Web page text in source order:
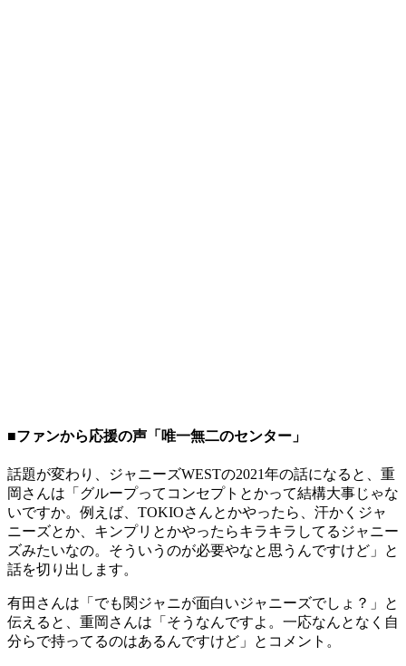
■ファンから応援の声「唯一無二のセンター」
話題が変わり、ジャニーズWESTの2021年の話になると、重
岡さんは「グループってコンセプトとかって結構大事じゃな
いですか。例えば、TOKIOさんとかやったら、汗かくジャ
ニーズとか、キンプリとかやったらキラキラしてるジャニー
ズみたいなの。そういうのが必要やなと思うんですけど」と
話を切り出します。
有田さんは「でも関ジャニが面白いジャニーズでしょ？」と
伝えると、重岡さんは「そうなんですよ。一応なんとなく自
分らで持ってるのはあるんですけど」とコメント。